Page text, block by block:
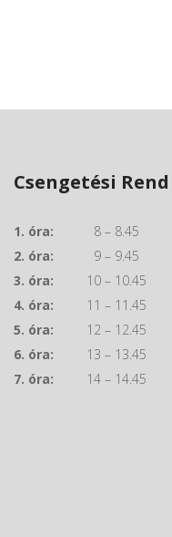
Csengetési Rend
1. óra: 8 – 8.45
2. óra: 9 – 9.45
3. óra: 10 – 10.45
4. óra: 11 – 11.45
5. óra: 12 – 12.45
6. óra: 13 – 13.45
7. óra: 14 – 14.45